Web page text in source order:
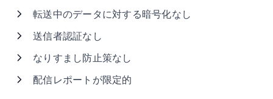
転送中のデータに対する暗号化なし
送信者認証なし
なりすまし防止策なし
配信レポートが限定的